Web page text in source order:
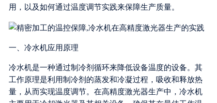
用，以及如何通过温度调节实践来保障生产质量。
一、冷水机应用原理
冷水机是一种通过制冷剂循环来降低设备温度的设备。其
工作原理是利用制冷剂的蒸发和冷凝过程，吸收和释放热
量，从而实现温度调节。在高精度激光器生产中，冷水机